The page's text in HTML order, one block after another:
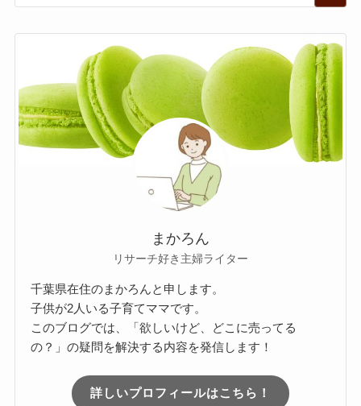
まかろん
リサーチ好き主婦ライター
千葉県在住のまかろんと申します。
子供が2人いる子育てママです。
このブログでは、「欲しいけど、どこに売ってる
の？」の疑問を解決する内容を発信します！
詳しいプロフィールはこちら！